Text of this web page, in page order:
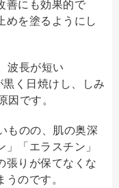
善にも効果的で
めを塗るようにし
波長が短い
く日焼けし、しみ
です。
ものの、肌の奥深
「エラスチン」
張りが保てなくな
のです。